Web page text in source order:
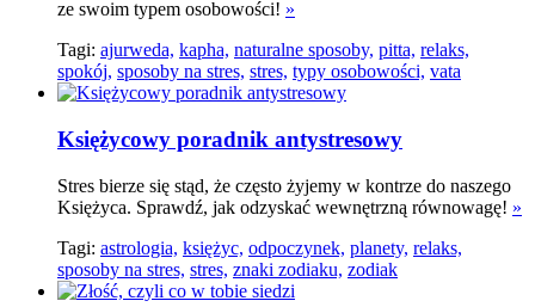
ze swoim typem osobowości! »
Tagi: ajurweda, kapha, naturalne sposoby, pitta, relaks,
spokój, sposoby na stres, stres, typy osobowości, vata
Księżycowy poradnik antystresowy
Stres bierze się stąd, że często żyjemy w kontrze do naszego
Księżyca. Sprawdź, jak odzyskać wewnętrzną równowagę! »
Tagi: astrologia, księżyc, odpoczynek, planety, relaks,
sposoby na stres, stres, znaki zodiaku, zodiak